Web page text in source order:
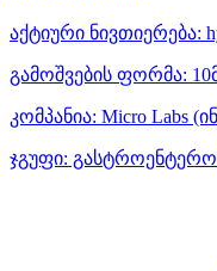
აქტიური ნივთიერება:
გამოშვების ფორმა:
კომპანია: Micro Labs
ჯგუფი: